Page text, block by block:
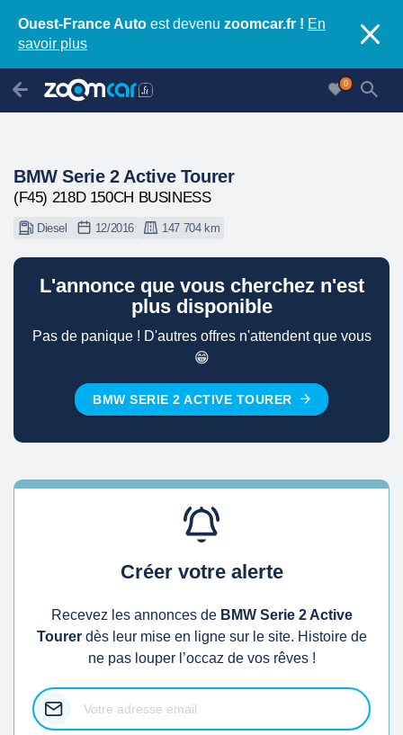
Ouest-France Auto est devenu zoomcar.fr ! En
savoir plus
0
BMW Serie 2 Active Tourer
(F45) 218D 150CH BUSINESS
Diesel 12/2016 147 704 km
L'annonce que vous cherchez n'est
plus disponible
Pas de panique ! D'autres offres n'attendent que vous
😁
BMW SERIE 2 ACTIVE TOURER
Créer votre alerte
Recevez les annonces de BMW Serie 2 Active
Tourerdès leur mise en ligne sur le site. Histoire de
ne pas louper l’occaz de vos rêves !